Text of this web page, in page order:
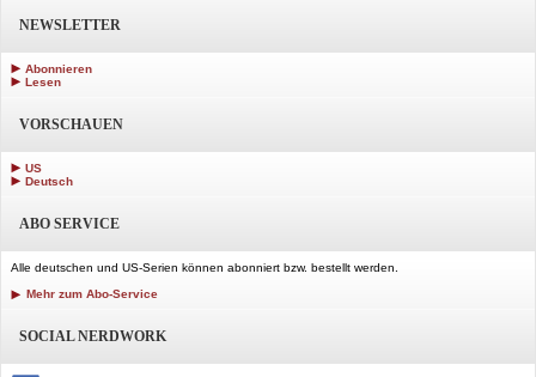
NEWSLETTER
Abonnieren
Lesen
VORSCHAUEN
US
Deutsch
ABO SERVICE
Alle deutschen und US-Serien können abonniert bzw. bestellt werden.
Mehr zum Abo-Service
SOCIAL NERDWORK